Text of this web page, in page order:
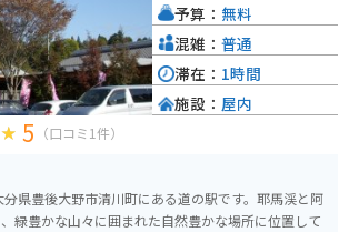
5 （口コミ1件）
県豊後大野市清川町にある道の駅です。耶馬渓と阿
緑豊かな山々に囲まれた自然豊かな場所に位置して
予算： 無料
混雑： 普通
滞在： 1時間
施設： 屋内